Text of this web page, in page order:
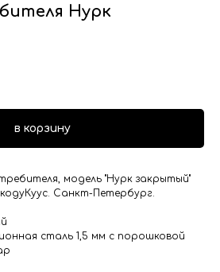
Нурк
в корзину
модель "Нурк закрытый"
Санкт-Петербург.
сталь 1,5 мм с порошковой